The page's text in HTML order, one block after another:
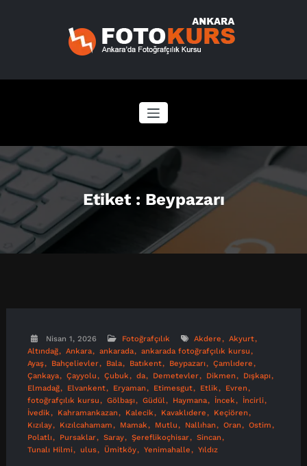
Etiket : Beypazarı
Nisan 1, 2026 Fotoğrafçılık Akdere
Akyurt
Altındağ
Ankara ankarada
ankarada fotoğrafçılık kursu
Ayaş
Bahçelievler Bala Batıkent Beypazarı
Çamlıdere
Çankaya
Çayyolu Çubuk da Demetevler Dikmen
Dışkapı
Elmadağ
Elvankent Eryaman Etimesgut Etlik
Evren
fotoğrafçılık kursu
Gölbaşı Güdül Haymana İncek
İncirli
İvedik
Kahramankazan Kalecik Kavaklıdere
Keçiören
Kızılay
Kızılcahamam Mamak Mutlu Nallıhan Oran
Ostim
Polatlı
Pursaklar Saray Şereflikoçhisar
Sincan
Tunalı Hilmi
ulus Ümitköy Yenimahalle Yıldız